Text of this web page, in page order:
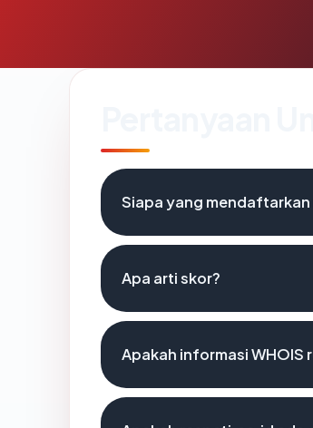
Siapa yang
Apa arti skor?
Apakah informasi